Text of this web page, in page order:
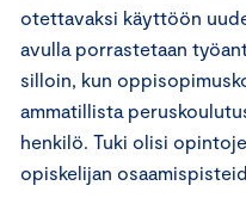
otettavaksi käyttöön
avulla porrastetaan
silloin, kun
ammatillista
henkilö. Tuki olisi
opiskelijan